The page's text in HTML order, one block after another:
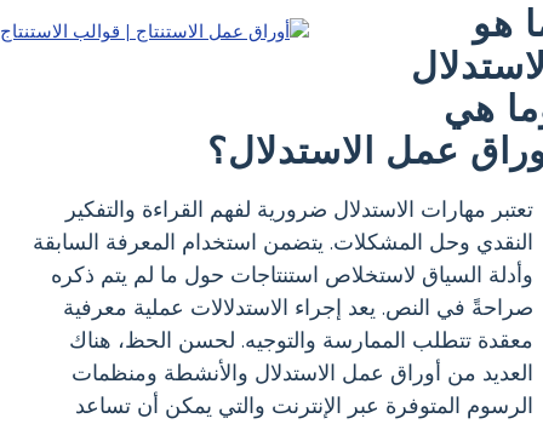
هو
هي
عمل الاستدلال؟
تعتبر مهارات الاستدلال ضرورية لفهم القراءة والتفكير
النقدي وحل المشكلات. يتضمن استخدام المعرفة السابقة
وأدلة السياق لاستخلاص استنتاجات حول ما لم يتم ذكره
صراحةً في النص. يعد إجراء الاستدلالات عملية معرفية
معقدة تتطلب الممارسة والتوجيه. لحسن الحظ، هناك
العديد من أوراق عمل الاستدلال والأنشطة ومنظمات
الرسوم المتوفرة عبر الإنترنت والتي يمكن أن تساعد